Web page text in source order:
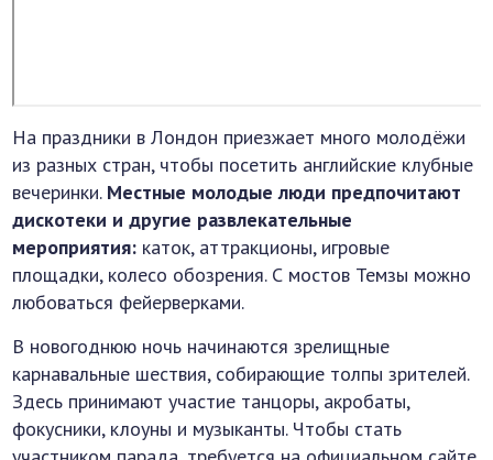
На праздники в Лондон приезжает много молодёжи
из разных стран, чтобы посетить английские клубные
вечеринки. Местные молодые люди предпочитают
дискотеки и другие развлекательные
мероприятия: каток, аттракционы, игровые
площадки, колесо обозрения. С мостов Темзы можно
любоваться фейерверками.
В новогоднюю ночь начинаются зрелищные
карнавальные шествия, собирающие толпы зрителей.
Здесь принимают участие танцоры, акробаты,
фокусники, клоуны и музыканты. Чтобы стать